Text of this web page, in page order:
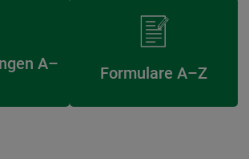
A–
Formulare A–Z